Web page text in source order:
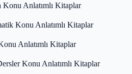
Konu Anlatımlı Kitaplar
Konu Anlatımlı Kitaplar
Anlatımlı Kitaplar
Konu Anlatımlı Kitaplar